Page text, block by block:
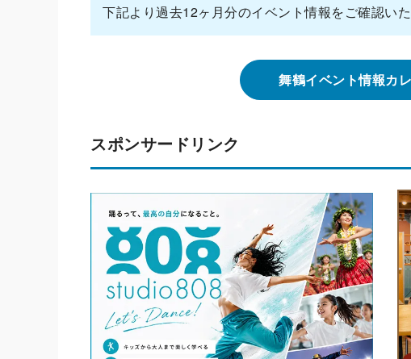
下記より過去12ヶ月分のイベント情報をご確認いた
舞鶴イベント情報カ
スポンサードリンク